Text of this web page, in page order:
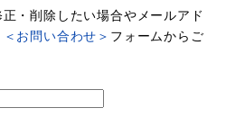
削除したい場合やメールアド
＜お問い合わせ＞ フォームからご